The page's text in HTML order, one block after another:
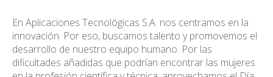
En Aplicaciones Tecnológicas S.A. nos centramos en la
innovación. Por eso, buscamos talento y promovemos el
desarrollo de nuestro equipo humano. Por las
dificultades añadidas que podrían encontrar las mujeres